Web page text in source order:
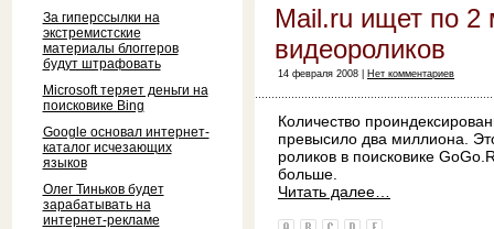
За гиперссылки на
экстремистские
материалы блоггеров
будут штрафовать
Microsoft теряет деньги на
поисковике Bing
Google основал интернет-
каталог исчезающих
языков
Олег Тиньков будет
зарабатывать на
интернет-рекламе
Mail.ru ищет по
видеороликов
14 февраля 2008 | Нет комментариев
Количество
превысило два миллиона.
роликов в поисковике
больше.
Читать далее…